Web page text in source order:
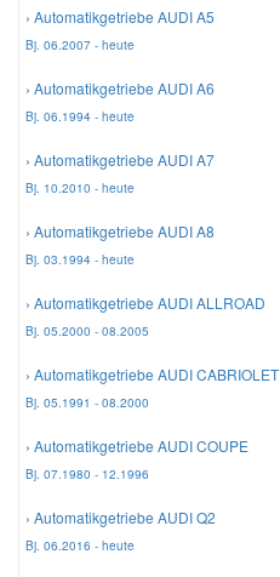
› Automatikgetriebe AUDI A5
Bj. 06.2007 - heute
› Automatikgetriebe AUDI A6
Bj. 06.1994 - heute
› Automatikgetriebe AUDI A7
Bj. 10.2010 - heute
› Automatikgetriebe AUDI A8
Bj. 03.1994 - heute
› Automatikgetriebe AUDI ALLROAD
Bj. 05.2000 - 08.2005
› Automatikgetriebe AUDI CABRIOLET
Bj. 05.1991 - 08.2000
› Automatikgetriebe AUDI COUPE
Bj. 07.1980 - 12.1996
› Automatikgetriebe AUDI Q2
Bj. 06.2016 - heute
Mercedes Ersatzteile
Mini Ersatzteile
Mitsubishi Ersatzteile
Nissan Ersatzteile
Porsche Ersatzteile
Seat Ersatzteile
Skoda Ersatzteile
Smart Ersatzteile